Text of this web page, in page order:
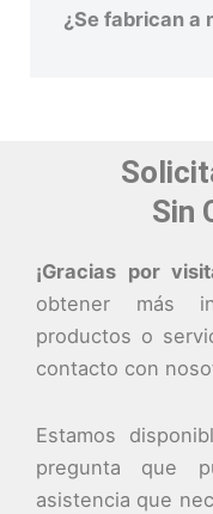
¿Se fabrican a
Sin
¡Gracias por
obtener más
productos o
contacto con
Estamos
pregunta que
asistencia que